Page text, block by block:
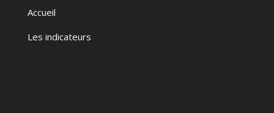
Accueil
Les indicateurs